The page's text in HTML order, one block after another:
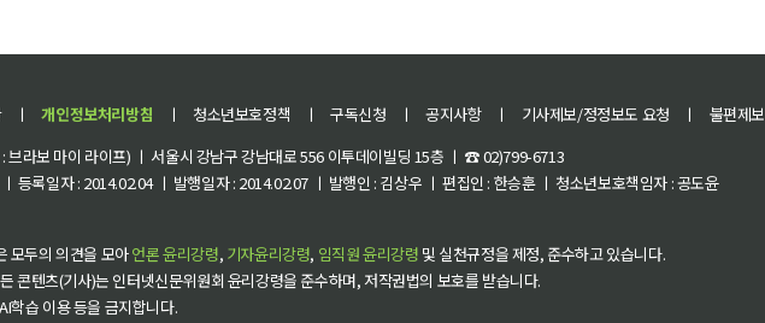
ㅣ 개인정보처리방침 ㅣ 청소년보호정책 ㅣ 구독신청 ㅣ 공지사항 ㅣ 기사제보/정정보도 요청 ㅣ 불편제보
브라보 마이 라이프) ㅣ 서울시 강남구 강남대로 556 이투데이빌딩 15층 ㅣ ☎ 02)799-6713
등록일자 : 2014.02.04 ㅣ 발행일자 : 2014.02.07 ㅣ 발행인 : 김상우 ㅣ 편집인 : 한승훈 ㅣ 청소년보호책임자 : 공도윤
모두의 의견을 모아언론 윤리강령, 기자윤리강령, 임직원 윤리강령 및 실천규정을 제정, 준수하고 있습니다.
콘텐츠(기사)는 인터넷신문위원회 윤리강령을 준수하며, 저작권법의 보호를 받습니다.
학습 이용 등을 금지합니다.